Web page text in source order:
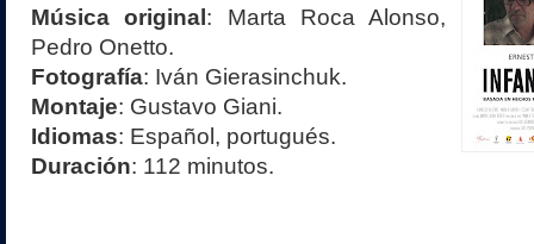
Música original : Marta Roca Alonso,
Pedro Onetto.
Fotografía: Iván Gierasinchuk.
Montaje: Gustavo Giani.
Idiomas: Español, portugués.
Duración: 112 minutos.